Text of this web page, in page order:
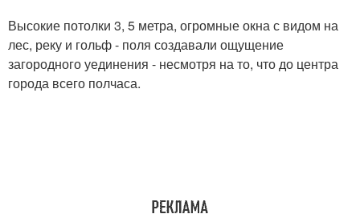
Высокие потолки 3, 5 метра, огромные окна с видом на
лес, реку и гольф - поля создавали ощущение
загородного уединения - несмотря на то, что до центра
города всего полчаса.